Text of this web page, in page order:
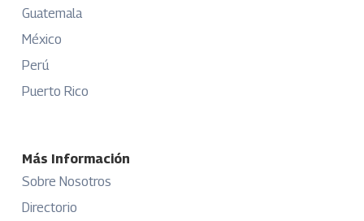
Guatemala
México
Perú
Puerto Rico
Más Información
Sobre Nosotros
Directorio